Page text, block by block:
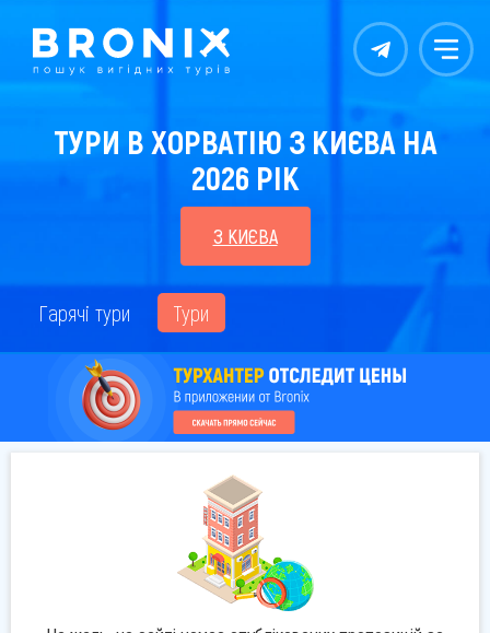
Контакты Меню
ТУРИ В ХОРВАТІЮ З КИЄВА НА
2026 РІК
З КИЄВА
Гарячі тури Тури